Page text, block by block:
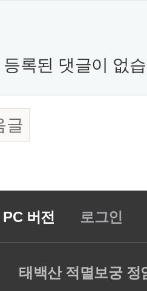
등록된 댓글이 없
글
PC 버전 로그인
태백산 적멸보궁 정